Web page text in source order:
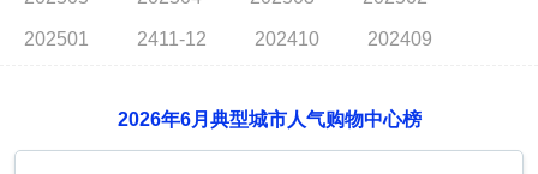
202501 2411-12 202410 202409
2026年6月典型城市人气购物中心榜